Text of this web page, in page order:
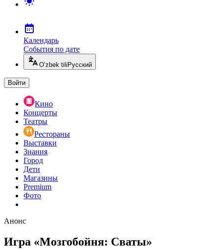
Календарь
События по дате
O’zbek tili Русский
Войти
Кино
Концерты
Театры
Рестораны
Выставки
Знания
Город
Дети
Магазины
Premium
Фото
Анонс
Игра «Мозгобойня: Сваты»